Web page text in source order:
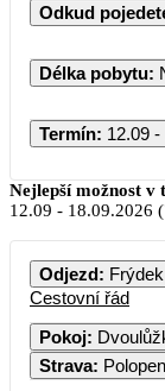
Odkud
Délka pobytu:
Termín: 12.09
Nejlepší možnost v
12.09 - 18.09.2026
Odjezd:
Cestovní řád
Pokoj:
Strava: